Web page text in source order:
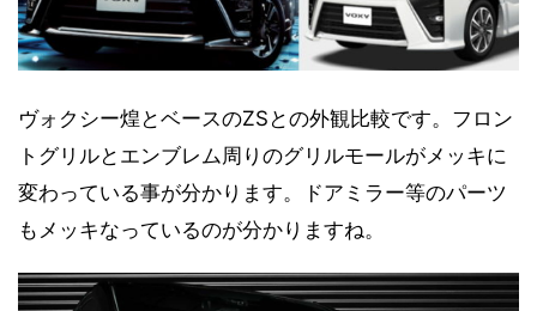
ヴォクシー煌とベースのZSとの外観比較です。フロン
トグリルとエンブレム周りのグリルモールがメッキに
変わっている事が分かります。ドアミラー等のパーツ
もメッキなっているのが分かりますね。